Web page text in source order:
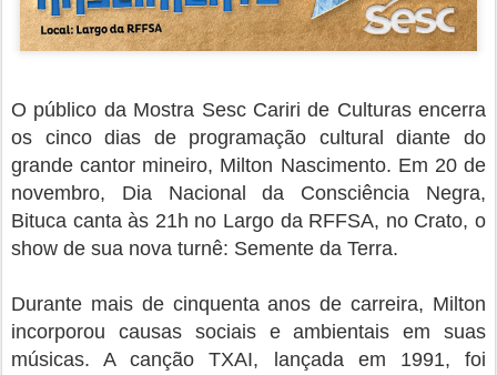
O público da Mostra Sesc Cariri de Culturas encerra
os cinco dias de programação cultural diante do
grande cantor mineiro, Milton Nascimento. Em 20 de
novembro, Dia Nacional da Consciência Negra,
Bituca canta às 21h no Largo da RFFSA, no Crato, o
show de sua nova turnê: Semente da Terra.
Durante mais de cinquenta anos de carreira, Milton
incorporou causas sociais e ambientais em suas
músicas. A canção TXAI, lançada em 1991, foi